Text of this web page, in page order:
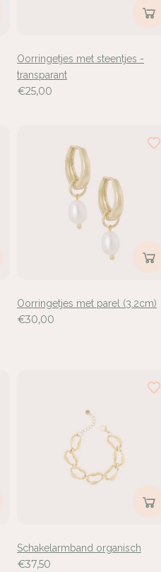
Oorringetjes met steentjes -
transparant
€25,00
Oorringetjes met parel (3.2cm)
€30,00
Schakelarmband organisch
€37,50